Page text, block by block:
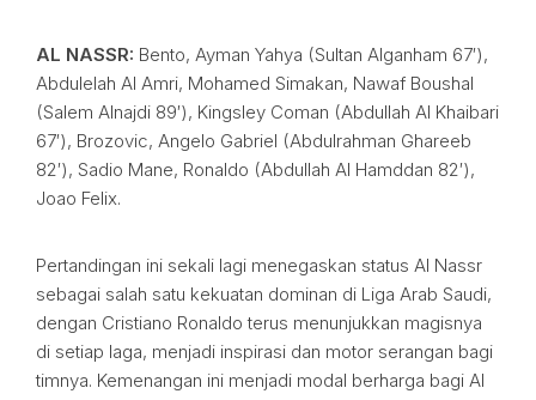
AL NASSR: Bento, Ayman Yahya (Sultan Alganham 67′),
Abdulelah Al Amri, Mohamed Simakan, Nawaf Boushal
(Salem Alnajdi 89′), Kingsley Coman (Abdullah Al Khaibari
67′), Brozovic, Angelo Gabriel (Abdulrahman Ghareeb
82′), Sadio Mane, Ronaldo (Abdullah Al Hamddan 82′),
Joao Felix.
Pertandingan ini sekali lagi menegaskan status Al Nassr
sebagai salah satu kekuatan dominan di Liga Arab Saudi,
dengan Cristiano Ronaldo terus menunjukkan magisnya
di setiap laga, menjadi inspirasi dan motor serangan bagi
timnya. Kemenangan ini menjadi modal berharga bagi Al